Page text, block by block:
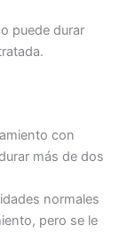
puede durar
con
más de dos
normales
pero se le